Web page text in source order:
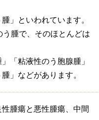
」といわれています。
腫で、そのほとんどは
「粘液性のう胞腺腫」
」などがあります。
腫瘍と悪性腫瘍、中間